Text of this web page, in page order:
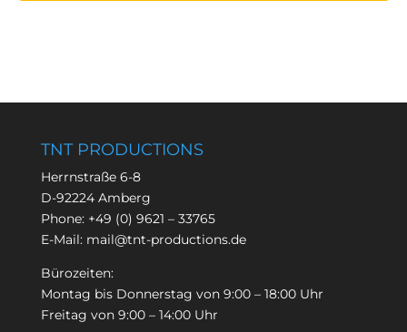
TNT PRODUCTIONS
Herrnstraße 6-8
D-92224 Amberg
Phone: +49 (0) 9621 – 33765
E-Mail: mail@tnt-productions.de
Bürozeiten:
Montag bis Donnerstag von 9:00 – 18:00 Uhr
Freitag von 9:00 – 14:00 Uhr